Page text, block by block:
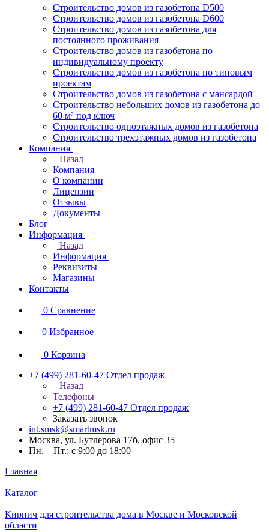
Строительство домов из газобетона D500
Строительство домов из газобетона D600
Строительство домов из газобетона для
постоянного проживания
Строительство домов из газобетона по
индивидуальному проекту
Строительство домов из газобетона по типовым
проектам
Строительство домов из газобетона с мансардой
Строительство небольших домов из газобетона до
60 м² под ключ
Строительство одноэтажных домов из газобетона
Строительство трехэтажных домов из газобетона
Компания
Назад
Компания
О компании
Лицензии
Отзывы
Документы
Блог
Информация
Назад
Информация
Реквизиты
Магазины
Контакты
0 Сравнение
0 Избранное
0 Корзина
+7 (499) 281-60-47 Отдел продаж
Назад
Телефоны
+7 (499) 281-60-47 Отдел продаж
Заказать звонок
int.smsk@smartmsk.ru
Москва, ул. Бутлерова 17б, офис 35
Пн. – Пт.: с 9:00 до 18:00
Главная
Каталог
Кирпич для строительства дома в Москве и Московской
области